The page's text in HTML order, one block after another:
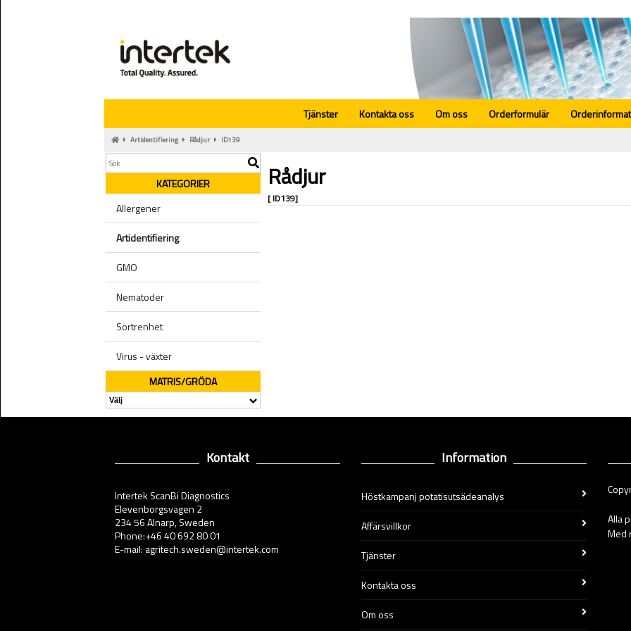
Tjänster Kontakta oss Om oss Orderformulär
Artidentifiering Rådjur ID139
KATEGORIER
Allergener
Artidentifiering
GMO
Nematoder
Sortrenhet
Virus - växter
MATRIS/GRÖDA
Rådjur
[ ID139]
Kontakt
Intertek ScanBi Diagnostics
Elevenborgsvägen 2
234 56 Alnarp, Sweden
Phone:+46 40 692 80 01
E-mail: agritech.sweden@intertek.com
Information
Höstkampanj potatisutsädeanalys
Affärsvillkor
Tjänster
Kontakta oss
Om oss
Alla
Med